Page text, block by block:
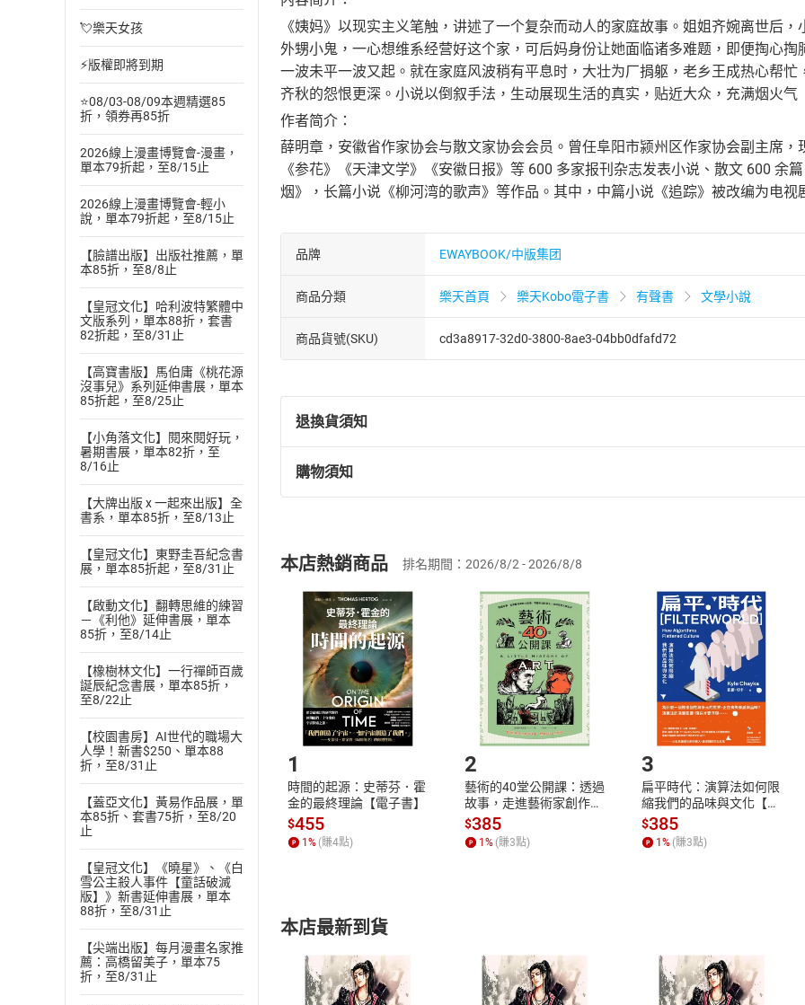
💘樂天女孩
⚡版權即將到期
⭐08/03-08/09本週精選85
折，領券再85折
2026線上漫畫博覽會-漫畫，
單本79折起，至8/15止
2026線上漫畫博覽會-輕小
說，單本79折起，至8/15止
【臉譜出版】出版社推薦，單
本85折，至8/8止
【皇冠文化】哈利波特繁體中
文版系列，單本88折，套書
82折起，至8/31止
【高寶書版】馬伯庸《桃花源
沒事兒》系列延伸書展，單本
85折起，至8/25止
【小角落文化】閱來閱好玩，
暑期書展，單本82折，至
8/16止
【大牌出版 x 一起來出版】全
書系，單本85折，至8/13止
【皇冠文化】東野圭吾紀念書
展，單本85折起，至8/31止
【啟動文化】翻轉思維的練習
－《利他》延伸書展，單本
85折，至8/14止
【橡樹林文化】一行禪師百歲
誕辰紀念書展，單本85折，
至8/22止
【校園書房】AI世代的職場大
人學！新書$250、單本88
折，至8/31止
【蓋亞文化】黃易作品展，單
本85折、套書75折，至8/20
止
【皇冠文化】《曉星》、《白
雪公主殺人事件【童話破滅
版】》新書延伸書展，單本
88折，至8/31止
【尖端出版】每月漫畫名家推
薦：高橋留美子，單本75
折，至8/31止
《姨妈》以现实主义笔触，讲述了一个复杂而动人的家庭故事。姐姐齐婉离世后
外甥小鬼，一心想维系经营好这个家，可后妈身份让她面临诸多难题，即便掏心
一波未平一波又起。就在家庭风波稍有平息时，大壮为厂捐躯，老乡王成热心帮
齐秋的怨恨更深。小说以倒叙手法，生动展现生活的真实，贴近大众，充满烟火气
作者简介：
薛明章，安徽省作家协会与散文家协会会员。曾任阜阳市颍州区作家协会副主席
《参花》《天津文学》《安徽日报》等 600 多家报刊杂志发表小说、散文 600 余
烟》，长篇小说《柳河湾的歌声》等作品。其中，中篇小说《追踪》被改编为电视
品牌 EWAYBOOK/中版集团
商品分類 樂天首頁 樂天Kobo電子書 有聲書 文學小說
商品貨號(SKU) cd3a8917-32d0-3800-8ae3-04bb0dfafd72
退換貨須知
退換貨規定：
(一)依消費者保護法第19條第1項後段暨通訊交易解除權合理例外情事適用
(二)消費者訂購本店鋪之商品即代表知悉本店鋪所銷售之商品為電子書，
且已下載/存取電子書，不得請求退貨退款。
退貨方式：您欲取消訂單或辦理退貨時，請登入樂天市場，並於「我的訂單
貨」，本店鋪將依您的申請進行審核，待審核通過後將為您辦理退款事宜。
請注意，樂天市場須以整筆訂單為單位進行取消/退貨，恕無法以單支商品取
購物須知
挑選商品
Choose
放入購物車
Shopping cart
登入帳號
Login
購書後，如何開始使用？
Step1.選擇閱讀載具 Step2.登入
本店熱銷商品 排名期間：2026/8/2 - 2026/8/8
1
時間的起源：史蒂芬．霍
金的最終理論【電子書】
$455
1 % (賺4點)
2
藝術的40堂公開課：透過
故事，走進藝術家創作現
場，看藝術如何誕生、如
何形塑人類生活【電子
書】
$385
1 % (賺3點)
3
扁平時代：演算法如何限
縮我們的品味與文化【電
子書】
$385
1 % (賺3點)
本店最新到貨